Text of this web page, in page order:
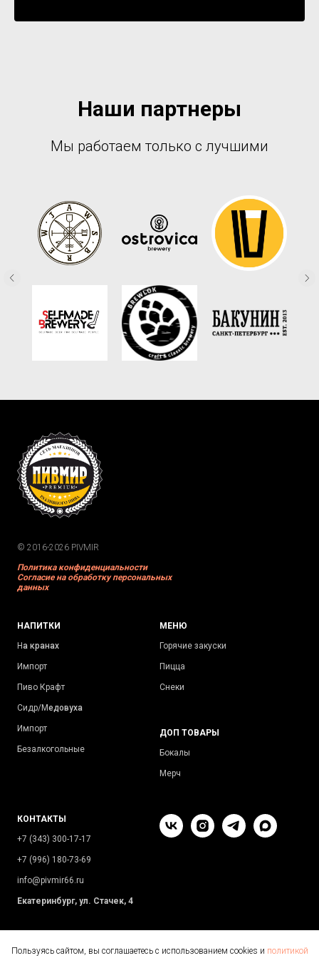
Наши партнеры
Мы работаем только с лучшими
© 2016-2026 PIVMIR
Политика конфиденциальности
Согласие на обработку персональных
данных
НАПИТКИ
На кранах
Импорт
Пиво Крафт
Сидр/Медовуха
Импорт
Безалкогольные
МЕНЮ
Горячие закуски
Пицца
Снеки
ДОП ТОВАРЫ
Бокалы
Мерч
КОНТАКТЫ
+7 (343) 300-17-17
+7 (996) 180-73-69
info@pivmir66.ru
Екатеринбург, ул. Стачек, 4
Пользуясь сайтом, вы соглашаетесь с использованием cookies и политикой